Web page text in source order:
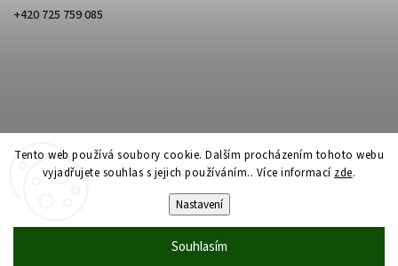
Tento web používá soubory cookie. Dalším procházením tohoto webu
vyjadřujete souhlas s jejich používáním.. Více informací zde.
Nastavení
Souhlasím
+420 725 759 085
Professor Onyx. Všechna práva vyhrazena.